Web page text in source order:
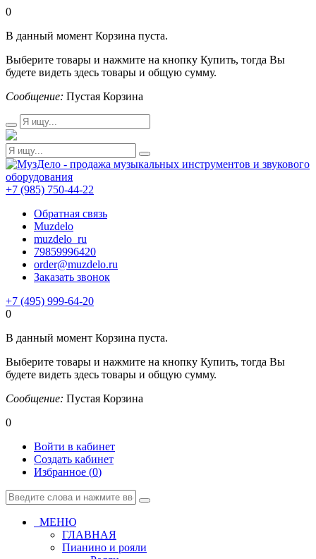
0
В данный момент Корзина пуста.
Выберите товары и нажмите на кнопку Купить, тогда Вы
будете видеть здесь товары и общую сумму.
Сообщение: Пустая Корзина
+7 (985) 750-44-22
Обратная связь
Muzdelo
muzdelo_ru
79859996420
order@muzdelo.ru
Заказать звонок
+7 (495) 999-64-20
0
В данный момент Корзина пуста.
Выберите товары и нажмите на кнопку Купить, тогда Вы
будете видеть здесь товары и общую сумму.
Сообщение: Пустая Корзина
0
Войти в кабинет
Создать кабинет
Избранное (0)
МЕНЮ
ГЛАВНАЯ
Пианино и рояли